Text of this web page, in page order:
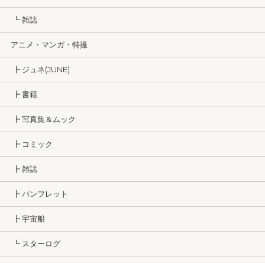
┗ 雑誌
アニメ・マンガ・特撮
┣ ジュネ(JUNE)
┣ 書籍
┣ 写真集＆ムック
┣ コミック
┣ 雑誌
┣ パンフレット
┣ 宇宙船
┗ スターログ